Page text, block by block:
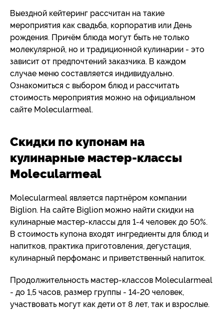
Выездной кейтеринг рассчитан на такие
мероприятия как свадьба, корпоратив или День
рождения. Причём блюда могут быть не только
молекулярной, но и традиционной кулинарии - это
зависит от предпочтений заказчика. В каждом
случае меню составляется индивидуально.
Ознакомиться с выбором блюд и рассчитать
стоимость мероприятия можно на официальном
сайте Molecularmeal.
Скидки по купонам на
кулинарные мастер-классы
Molecularmeal
Molecularmeal является партнёром компании
Biglion. На сайте Biglion можно найти скидки на
кулинарные мастер-классы для 1-4 человек до 50%.
В стоимость купона входят ингредиенты для блюд и
напитков, практика приготовления, дегустация,
кулинарный перфоманс и приветственный напиток.
Продолжительность мастер-классов Molecularmeal
- до 1,5 часов, размер группы - 14-20 человек,
участвовать могут как дети от 8 лет, так и взрослые.